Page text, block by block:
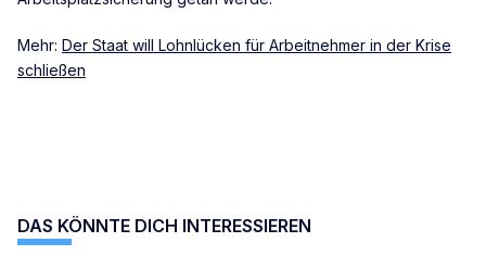
Mehr: Der Staat will Lohnlücken für Arbeitnehmer in der Krise
schließen
DAS KÖNNTE DICH INTERESSIEREN